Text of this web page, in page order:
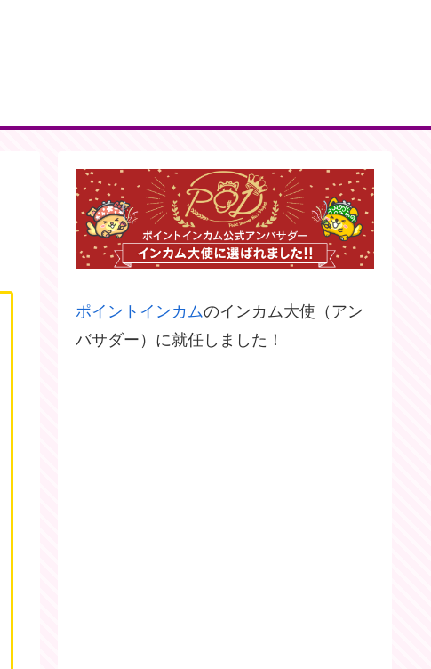
ポイントインカムのインカム大使（アン
バサダー）に就任しました！